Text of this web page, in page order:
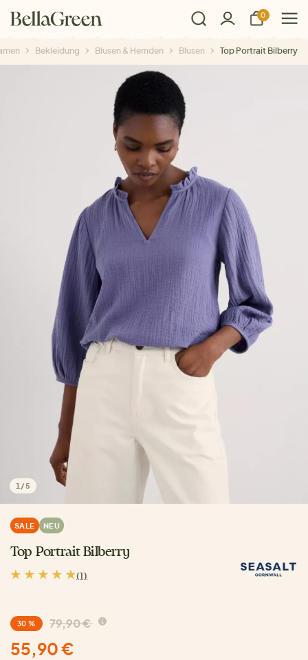
0
Bekleidung Blusen & Hemden Blusen Top Portrait Bilberry
1 /5
SALE NEU
Top Portrait Bilberry
(1)
30 % 79,90 €
55,90 €